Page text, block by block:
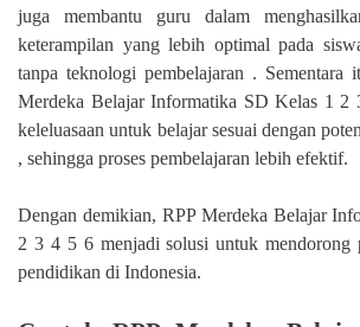
juga membantu guru dalam
keterampilan yang lebih optimal pada
tanpa teknologi pembelajaran . Sementara
Merdeka Belajar Informatika SD Kelas 1 2
keleluasaan untuk belajar sesuai dengan
, sehingga proses pembelajaran lebih efektif.
Dengan demikian, RPP Merdeka Belajar
2 3 4 5 6 menjadi solusi untuk mendorong
pendidikan di Indonesia.